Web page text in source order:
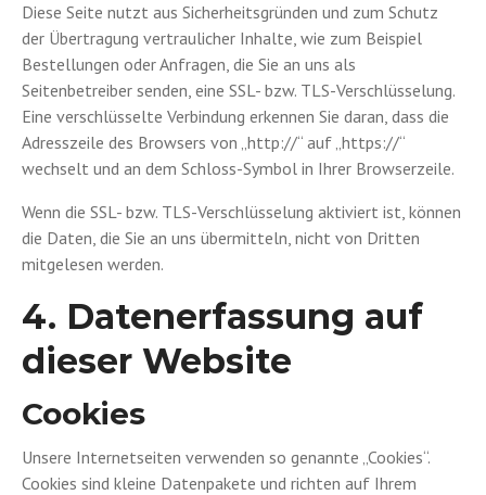
Diese Seite nutzt aus Sicherheitsgründen und zum Schutz
der Übertragung vertraulicher Inhalte, wie zum Beispiel
Bestellungen oder Anfragen, die Sie an uns als
Seitenbetreiber senden, eine SSL- bzw. TLS-Verschlüsselung.
Eine verschlüsselte Verbindung erkennen Sie daran, dass die
Adresszeile des Browsers von „http://“ auf „https://“
wechselt und an dem Schloss-Symbol in Ihrer Browserzeile.
Wenn die SSL- bzw. TLS-Verschlüsselung aktiviert ist, können
die Daten, die Sie an uns übermitteln, nicht von Dritten
mitgelesen werden.
4. Datenerfassung auf
dieser Website
Cookies
Unsere Internetseiten verwenden so genannte „Cookies“.
Cookies sind kleine Datenpakete und richten auf Ihrem